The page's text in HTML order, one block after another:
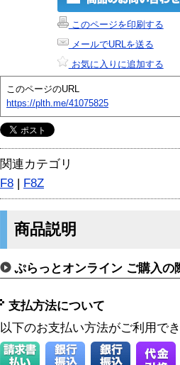
このページを印刷する
メールでURLを送る
お気に入りに追加する
このページのURL
https://plth.me/41075825
関連カテゴリ
F8 | F8Z
商品説明
ぷらっとオンライン ご購入の
支払方法について
以下のお支払い方法がご利用で